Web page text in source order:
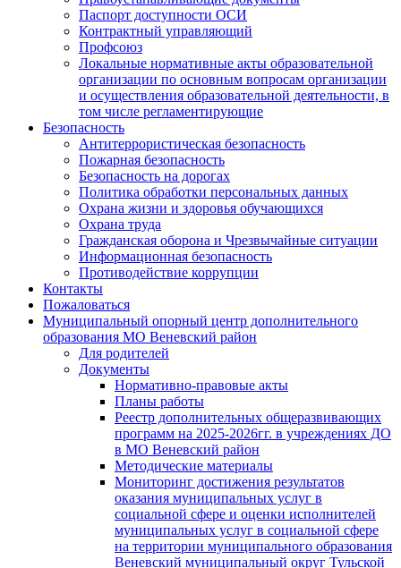
Паспорт доступности ОСИ
Контрактный управляющий
Профсоюз
Локальные нормативные акты образовательной
организации по основным вопросам организации
и осуществления образовательной деятельности, в
том числе регламентирующие
Безопасность
Антитеррористическая безопасность
Пожарная безопасность
Безопасность на дорогах
Политика обработки персональных данных
Охрана жизни и здоровья обучающихся
Охрана труда
Гражданская оборона и Чрезвычайные ситуации
Информационная безопасность
Противодействие коррупции
Контакты
Пожаловаться
Муниципальный опорный центр дополнительного
образования МО Веневский район
Для родителей
Документы
Нормативно-правовые акты
Планы работы
Реестр дополнительных общеразвивающих
программ на 2025-2026гг. в учреждениях ДО
в МО Веневский район
Методические материалы
Мониторинг достижения результатов
оказания муниципальных услуг в
социальной сфере и оценки исполнителей
муниципальных услуг в социальной сфере
на территории муниципального образования
Веневский муниципальный округ Тульской